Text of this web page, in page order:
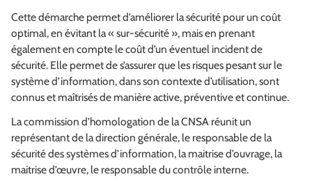
Cette démarche permet d’améliorer la sécurité pour un coût
optimal, en évitant la « sur-sécurité », mais en prenant
également en compte le coût d’un éventuel incident de
sécurité. Elle permet de s’assurer que les risques pesant sur le
système d’information, dans son contexte d’utilisation, sont
connus et maîtrisés de manière active, préventive et continue.
La commission d’homologation de la CNSA réunit un
représentant de la direction générale, le responsable de la
sécurité des systèmes d’information, la maitrise d’ouvrage, la
maitrise d’œuvre, le responsable du contrôle interne.